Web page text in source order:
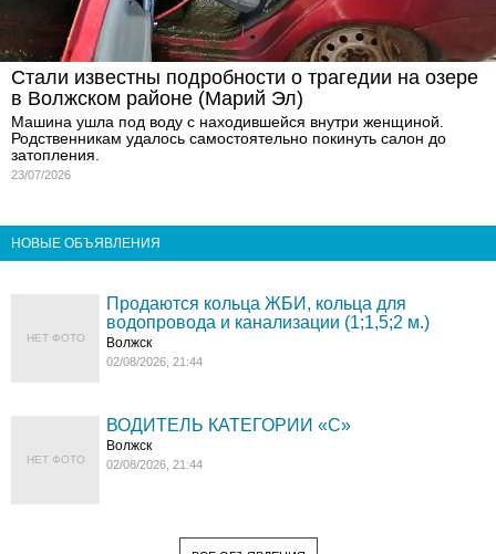
Стали известны подробности о трагедии на озере
в Волжском районе (Марий Эл)
Машина ушла под воду с находившейся внутри женщиной.
Родственникам удалось самостоятельно покинуть салон до
затопления.
23/07/2026
НОВЫЕ ОБЪЯВЛЕНИЯ
НЕТ ФОТО
Продаются кольца ЖБИ, кольца для
водопровода и канализации (1;1,5;2 м.)
Волжск
02/08/2026, 21:44
НЕТ ФОТО
ВОДИТЕЛЬ КАТЕГОРИИ «C»
Волжск
02/08/2026, 21:44